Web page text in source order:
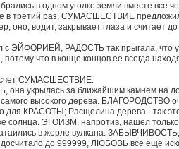
в одном уголке земли вместе все
в третий раз, СУМАСШЕСТВИЕ
оно, водит, закрывает глаза и считает
ЭЙФОРИЕЙ, РАДОСТЬ так прыгала, что
потому что в конце концов ее всегда
счет СУМАСШЕСТВИЕ.
она укрылась за ближайшим камнем на
высокого дерева. БЛАГОРОДСТВО
для КРАСОТЫ; Расщелина дерева - так
солнца. ЭГОИЗМ, напротив, нашел
в жерле вулкана. ЗАБЫВЧИВОСТЬ,
до 999999, ЛЮБОВЬ все еще